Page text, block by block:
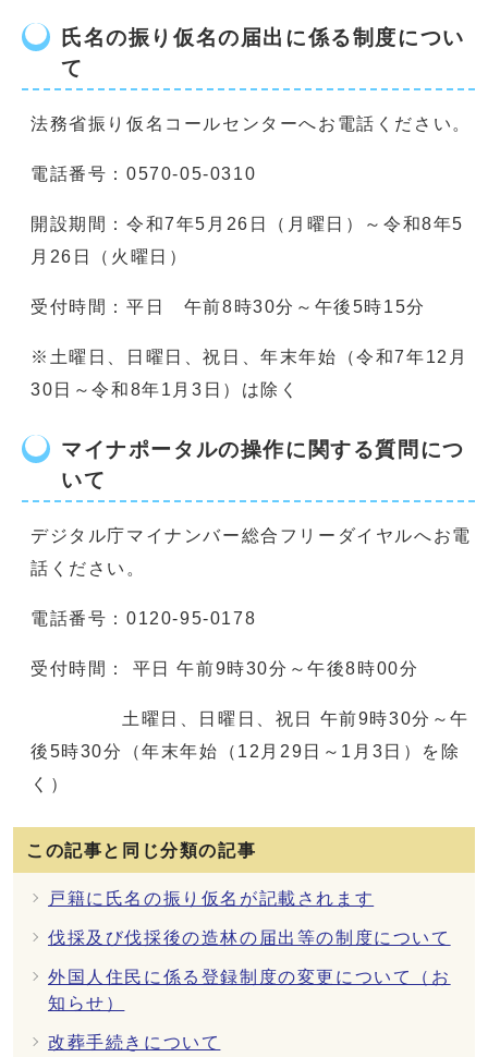
氏名の振り仮名の届出に係る制度につい
て
法務省振り仮名コールセンターへお電話ください。
電話番号：0570-05-0310
開設期間：令和7年5月26日（月曜日）～令和8年5
月26日（火曜日）
受付時間：平日 午前8時30分～午後5時15分
※土曜日、日曜日、祝日、年末年始（令和7年12月
30日～令和8年1月3日）は除く
マイナポータルの操作に関する質問につ
いて
デジタル庁マイナンバー総合フリーダイヤルへお電
話ください。
電話番号：0120-95-0178
受付時間： 平日 午前9時30分～午後8時00分
土曜日、日曜日、祝日 午前9時30分～午
後5時30分（年末年始（12月29日～1月3日）を除
く）
この記事と同じ分類の記事
戸籍に氏名の振り仮名が記載されます
伐採及び伐採後の造林の届出等の制度について
外国人住民に係る登録制度の変更について（お
知らせ）
改葬手続きについて